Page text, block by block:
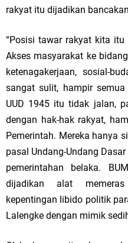
rakyat itu dijadikan
“Posisi tawar rakyat kita
Akses masyarakat ke
ketenagakerjaan, sosial-
sangat sulit, hampir
UUD 1945 itu tidak jalan,
dengan hak-hak rakyat,
Pemerintah. Mereka hanya
pasal Undang-Undang
pemerintahan belaka.
dijadikan alat
kepentingan libido politik
Lalengke dengan mimik